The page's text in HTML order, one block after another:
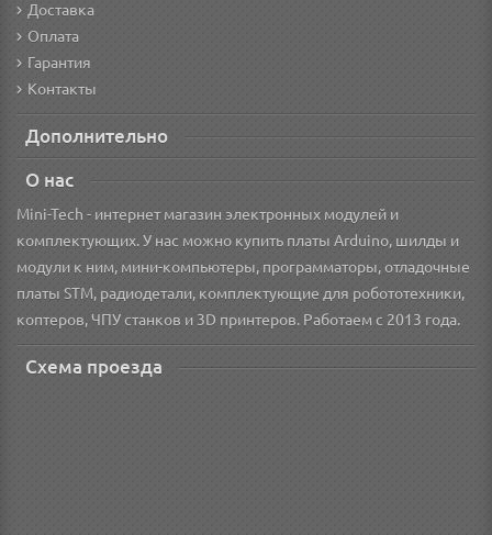
Доставка
Оплата
Гарантия
Контакты
Дополнительно
О нас
Mini-Tech - интернет магазин электронных модулей и
комплектующих. У нас можно купить платы Arduino, шилды и
модули к ним, мини-компьютеры, программаторы, отладочные
платы STM, радиодетали, комплектующие для робототехники,
коптеров, ЧПУ станков и 3D принтеров. Работаем с 2013 года.
Схема проезда